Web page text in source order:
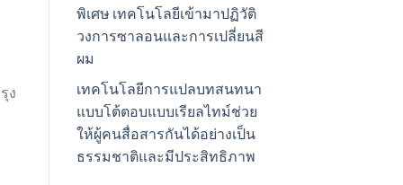
ง
พิเศษ เทคโนโลยีเข้ามาปฏิวัติ
วงการซาลอนและการเปลี่ยนสี
ผม
เทคโนโลยีการแปลบทสนทนา
แบบโต้ตอบแบบเรียลไทม์ช่วย
ให้ผู้คนสื่อสารกันได้อย่างเป็น
ธรรมชาติและมีประสิทธิภาพ